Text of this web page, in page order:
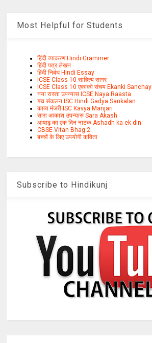
Most Helpful for Students
हिंदी व्याकरण Hindi Grammer
हिंदी पत्र लेखन
हिंदी निबंध Hindi Essay
ICSE Class 10 साहित्य सागर
ICSE Class 10 एकांकी संचय Ekanki Sanchay
नया रास्ता उपन्यास ICSE Naya Raasta
गद्य संकलन ISC Hindi Gadya Sankalan
काव्य मंजरी ISC Kavya Manjari
सारा आकाश उपन्यास Sara Akash
आषाढ़ का एक दिन नाटक Ashadh ka ek din
CBSE Vitan Bhag 2
बच्चों के लिए उपयोगी कविता
Subscribe to Hindikunj